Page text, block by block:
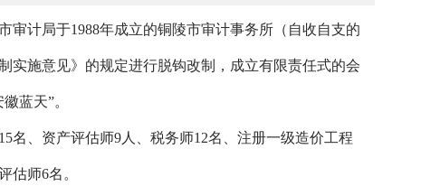
审计局于1988年成立的铜陵市审计事务所（自收自支的
实施意见》的规定进行脱钩改制，成立有限责任式的会
徽蓝天”。
名、资产评估师9人、税务师12名、注册一级造价工程
估师6名。